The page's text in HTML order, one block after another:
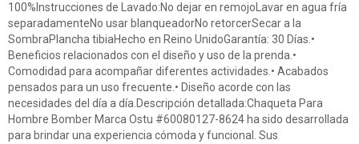
100%Instrucciones de Lavado:No dejar en remojoLavar en agua fría
separadamenteNo usar blanqueadorNo retorcerSecar a la
SombraPlancha tibiaHecho en Reino UnidoGarantía: 30 Días.•
Beneficios relacionados con el diseño y uso de la prenda.•
Comodidad para acompañar diferentes actividades.• Acabados
pensados para un uso frecuente.• Diseño acorde con las
necesidades del día a día.Descripción detallada:Chaqueta Para
Hombre Bomber Marca Ostu #60080127-8624 ha sido desarrollada
para brindar una experiencia cómoda y funcional. Sus